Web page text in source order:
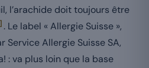
l’arachide doit toujours être
. Le label « Allergie Suisse »,
Allergie Suisse SA,
: va plus loin que la base